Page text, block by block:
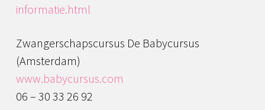
informatie.html
Zwangerschapscursus De Babycursus
(Amsterdam)
www.babycursus.com
06 – 30 33 26 92